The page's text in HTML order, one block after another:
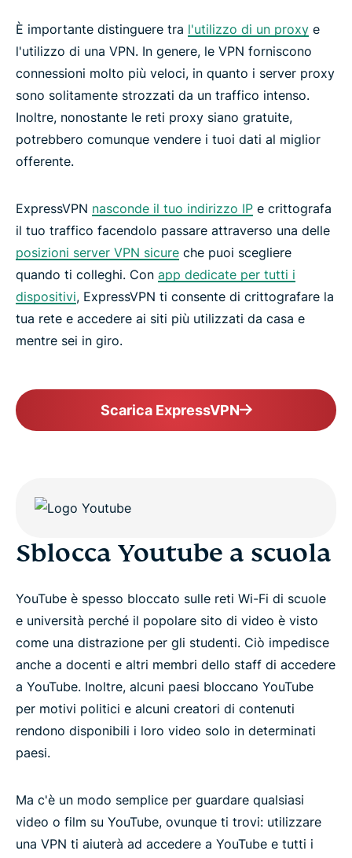
È importante distinguere tra l'utilizzo di un proxy e
l'utilizzo di una VPN. In genere, le VPN forniscono
connessioni molto più veloci, in quanto i server proxy
sono solitamente strozzati da un traffico intenso.
Inoltre, nonostante le reti proxy siano gratuite,
potrebbero comunque vendere i tuoi dati al miglior
offerente.
ExpressVPN nasconde il tuo indirizzo IP e crittografa
il tuo traffico facendolo passare attraverso una delle
posizioni server VPN sicure che puoi scegliere
quando ti colleghi. Con app dedicate per tutti i
dispositivi, ExpressVPN ti consente di crittografare la
tua rete e accedere ai siti più utilizzati da casa e
mentre sei in giro.
Scarica ExpressVPN
Sblocca Youtube a scuola
YouTube è spesso bloccato sulle reti Wi-Fi di scuole
e università perché il popolare sito di video è visto
come una distrazione per gli studenti. Ciò impedisce
anche a docenti e altri membri dello staff di accedere
a YouTube. Inoltre, alcuni paesi bloccano YouTube
per motivi politici e alcuni creatori di contenuti
rendono disponibili i loro video solo in determinati
paesi.
Ma c'è un modo semplice per guardare qualsiasi
video o film su YouTube, ovunque ti trovi: utilizzare
una VPN ti aiuterà ad accedere a YouTube e tutti i